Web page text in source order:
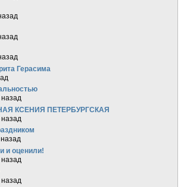
Герасима
назад
КСЕНИЯ ПЕТЕРБУРГСКАЯ
назад
назад
и оценили!
назад
назад